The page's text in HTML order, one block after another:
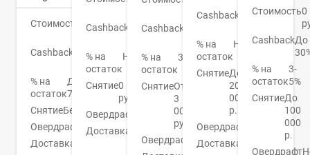
Стоимость
Cashback
До
10%
% на
остаток
До
7%
СнятиеБесплатно
Овердрафт
Нет
Доставка
Cashback
До
% на
остаток
Нет
Снятие0
руб.
Овердрафт
Доставка
дней
руб.
Cashback
30%
% на
остаток
3,5%
СнятиеОт
3
000
руб.
Овердрафт
Есть
Cashback
% на
остаток
Нет
СнятиеДо
20
000
р.
Овердрафт
Доставка
Стоимость0
CashbackДо
% на
остаток
3-
5%
СнятиеДо
100
000
р.
Овердрафт